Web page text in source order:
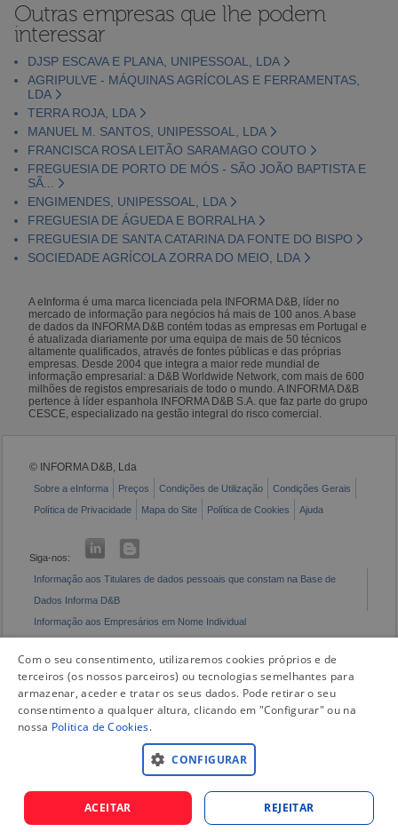
Outras empresas que lhe podem
interessar
DJSP ESCAVA E PLANA, UNIPESSOAL, LDA
AGRIPULVE - MÁQUINAS AGRÍCOLAS E FERRAMENTAS,
LDA
TERRA ROJA, LDA
MANUEL M. SANTOS, UNIPESSOAL, LDA
FRANCISCA ROSA LEITÃO SARAMAGO COUTO
FREGUESIA DE PORTO DE MÓS - SÃO JOÃO BAPTISTA E
SÃ...
ENGIMENDES, UNIPESSOAL, LDA
FREGUESIA DE ÁGUEDA E BORRALHA
FREGUESIA DE SANTA CATARINA DA FONTE DO BISPO
SOCIEDADE AGRÍCOLA ZORRA DO MEIO, LDA
A eInforma é uma marca licenciada pela INFORMA D&B, líder no
mercado de informação para negócios há mais de 100 anos. A base
de dados da INFORMA D&B contém todas as empresas em Portugal e
é atualizada diariamente por uma equipa de mais de 50 técnicos
altamente qualificados, através de fontes públicas e das próprias
empresas. Desde 2004 que integra a maior rede mundial de
informação empresarial: a D&B Worldwide Network, com mais de 600
milhões de registos empresariais de todo o mundo. A INFORMA D&B
pertence à líder espanhola INFORMA D&B S.A. que faz parte do grupo
CESCE, especializado na gestão integral do risco comercial.
© INFORMA D&B, Lda
Sobre a eInforma Preços Condições de Utilização
Condições Gerais
Política de Privacidade
Mapa do Site Política de Cookies Ajuda
Siga-nos:
Informação aos Titulares de dados pessoais que constam na Base de
Dados Informa D&B
Informação aos Empresários em Nome Individual
Com o seu consentimento, utilizaremos cookies próprios e de
terceiros (os nossos parceiros) ou tecnologias semelhantes para
armazenar, aceder e tratar os seus dados. Pode retirar o seu
consentimento a qualquer altura, clicando em "Configurar" ou na
nossa Politica de Cookies.
CONFIGURAR
ACEITAR REJEITAR